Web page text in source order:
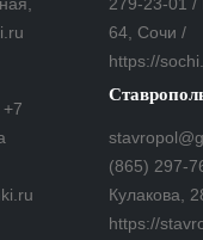
279-23-01 /
64, Сочи /
https://
(865) 297-
Кулакова,
https://